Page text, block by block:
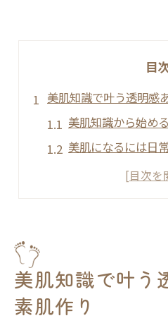
目
美肌知識で叶う透明感
美肌知識から始め
美肌になるには日
美肌習慣で手に入
美肌になるスキン
メンズも実践でき
美肌知識で選ぶ最
美肌知識で叶う
素肌作り